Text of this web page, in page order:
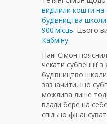
виділили кошти на
будівництва
900 місць. Цього
Кабміну.
Пані Сімон
чекати субвенції
будівництво
зазначити, що
можлива лише
влади бере на
спільно